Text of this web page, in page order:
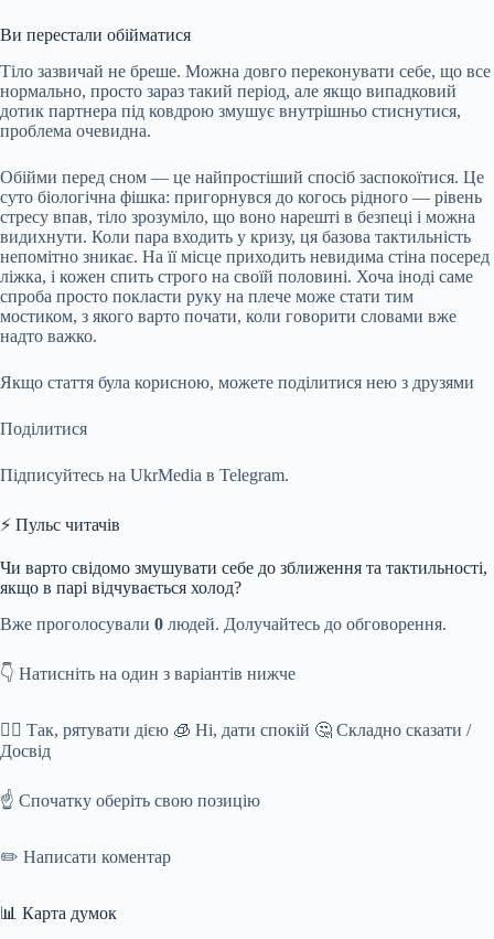
Ви перестали обійматися
Тіло зазвичай не бреше. Можна довго переконувати себе, що все
нормально, просто зараз такий період, але якщо випадковий
дотик партнера під ковдрою змушує внутрішньо стиснутися,
проблема очевидна.
Обійми перед сном — це найпростіший спосіб заспокоїтися. Це
суто біологічна фішка: пригорнувся до когось рідного — рівень
стресу впав, тіло зрозуміло, що воно нарешті в безпеці і можна
видихнути. Коли пара входить у кризу, ця базова тактильність
непомітно зникає. На її місце приходить невидима стіна посеред
ліжка, і кожен спить строго на своїй половині. Хоча іноді саме
спроба просто покласти руку на плече може стати тим
мостиком, з якого варто почати, коли говорити словами вже
надто важко.
Якщо стаття була корисною, можете поділитися нею з друзями
Поділитися
Підписуйтесь на UkrMedia в Telegram.
⚡ Пульс читачів
Чи варто свідомо змушувати себе до зближення та тактильності,
якщо в парі відчувається холод?
Вже проголосували 0 людей. Долучайтесь до обговорення.
👇 Натисніть на один з варіантів нижче
❤️‍🔥 Так, рятувати дією 🧊 Ні, дати спокій 🤔 Складно сказати /
Досвід
☝️ Спочатку оберіть свою позицію
✏️ Написати коментар
📊 Карта думок